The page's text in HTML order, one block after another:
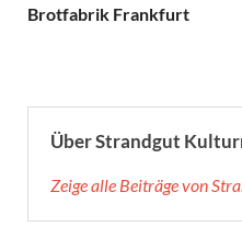
Brotfabrik Frankfurt
Über Strandgut
Zeige alle Beiträge von